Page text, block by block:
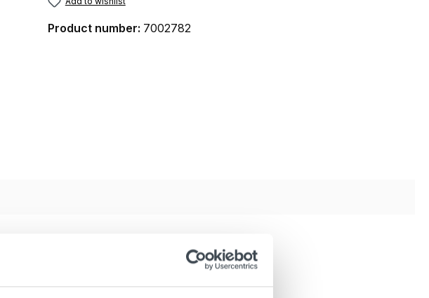
Product number: 7002782